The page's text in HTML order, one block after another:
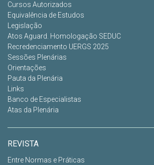
Cursos Autorizados
Equivalência de Estudos
Legislação
Atos Aguard. Homologação SEDUC
Recredenciamento UERGS 2025
Sessões Plenárias
Orientações
Pauta da Plenária
Links
Banco de Especialistas
Atas da Plenária
REVISTA
Entre Normas e Práticas